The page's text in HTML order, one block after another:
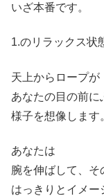
いざ本番です。
1.のリラックス状
天上からロープが
あなたの目の前に
様子を想像します
あなたは
腕を伸ばして、そ
はっきりとイメー